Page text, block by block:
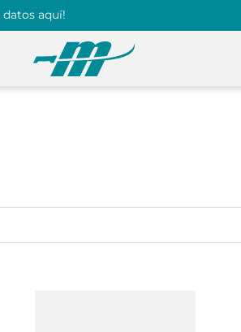
datos aquí!